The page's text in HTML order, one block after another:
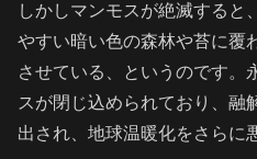
しかしマンモスが絶滅すると
やすい暗い色の森林や苔に覆
させている、というのです。
スが閉じ込められており、融
出され、地球温暖化をさらに